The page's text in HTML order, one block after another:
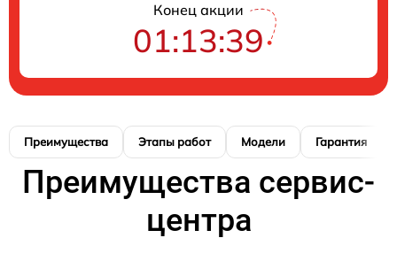
Конец акции
01:13:38
Преимущества Этапы работ Модели Гарантия
Преимущества сервис-
центра